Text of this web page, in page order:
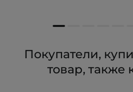
Покупатели,
товар, также